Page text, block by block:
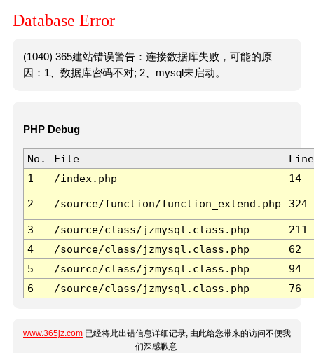
Database Error
(1040) 365建站错误警告：连接数据库失败，可能的原
因：1、数据库密码不对; 2、mysql未启动。
PHP Debug
No. File
Line
1
/index.php 14
2 /source/function/function_extend.php 324
3 /source/class/jzmysql.class.php
211
4
/source/class/jzmysql.class.php
62
5
/source/class/jzmysql.class.php
94
6
/source/class/jzmysql.class.php 76
www.365jz.com 已经将此出错信息详细记录, 由此给您带来的访问不便我
们深感歉意.